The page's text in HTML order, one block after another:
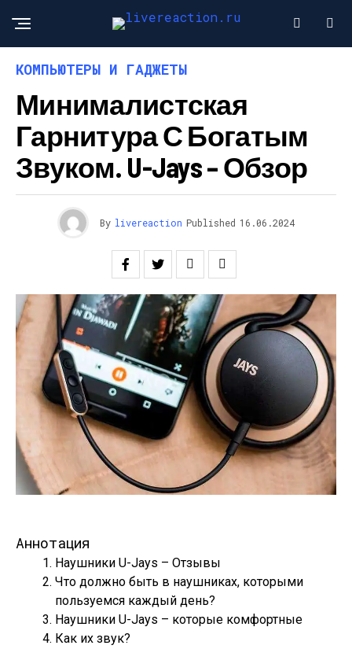
КОМПЬЮТЕРЫ И ГАДЖЕТЫ
Минималистская
Гарнитура С Богатым
Звуком. U-Jays – Обзор
By livereaction Published 16.06.2024
Аннотация
Наушники U-Jays – Отзывы
Что должно быть в наушниках, которыми
пользуемся каждый день?
Наушники U-Jays – которые комфортные
Как их звук?